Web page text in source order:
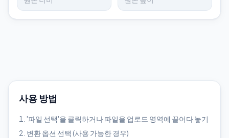
사용 방법
'파일 선택'을 클릭하거나 파일을 업로드 영역에 끌어다 놓기
변환 옵션 선택 (사용 가능한 경우)